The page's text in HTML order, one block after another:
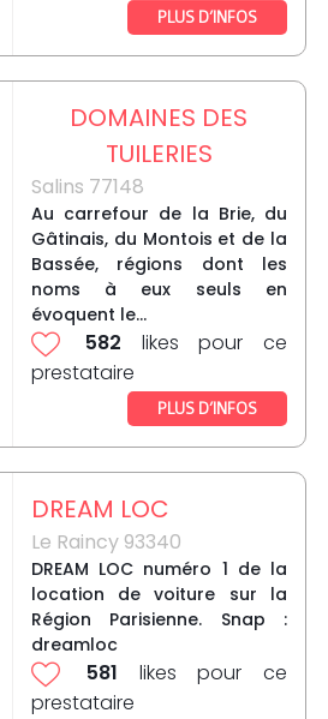
PLUS D’INFOS
DOMAINES DES
TUILERIES
Salins 77148
Au carrefour de la Brie, du
Gâtinais, du Montois et de la
Bassée, régions dont les
noms à eux seuls en
évoquent le...
582 likes pour ce
prestataire
PLUS D’INFOS
DREAM LOC
Le Raincy 93340
DREAM LOC numéro 1 de la
location de voiture sur la
Région Parisienne. Snap :
dreamloc
581 likes pour ce
prestataire